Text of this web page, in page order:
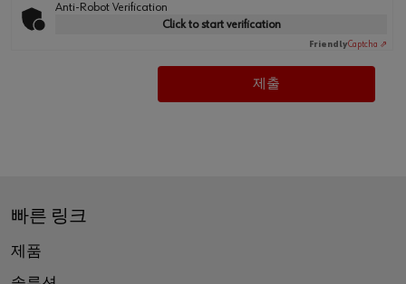
Anti-Robot Verification
Click to start verification
FriendlyCaptcha ⇗
빠른 링크
제품